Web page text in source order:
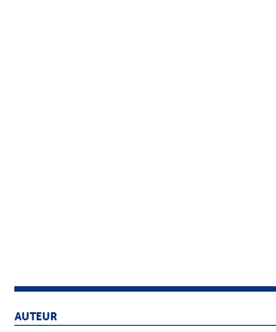
AUTEUR